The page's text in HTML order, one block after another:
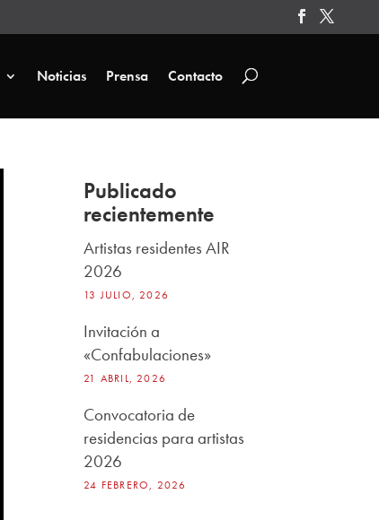
Noticias Prensa Contacto
Publicado
recientemente
Artistas residentes AIR
2026
13 JULIO, 2026
Invitación a
«Confabulaciones»
21 ABRIL, 2026
Convocatoria de
residencias para artistas
2026
24 FEBRERO, 2026